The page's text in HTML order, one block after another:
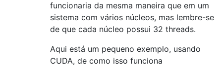
funcionaria da mesma maneira que em um
sistema com vários núcleos, mas lembre-se
de que cada núcleo possui 32 threads.
Aqui está um pequeno exemplo, usando
CUDA, de como isso funciona